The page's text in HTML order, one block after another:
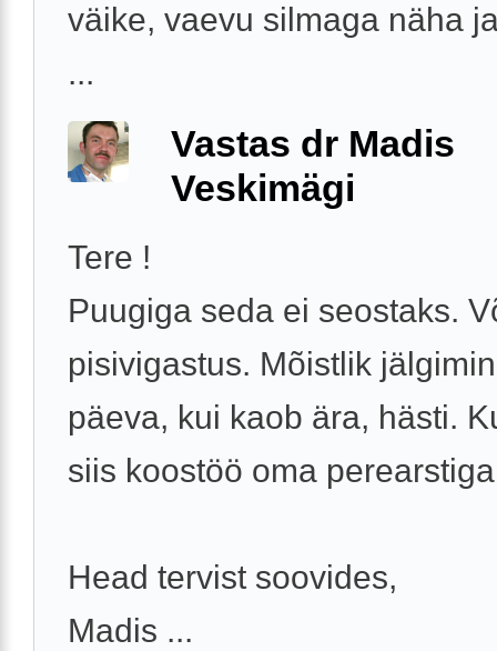
väike, vaevu silmaga näha
...
Vastas dr Madis
Veskimägi
Tere !
Puugiga seda ei seostaks.
pisivigastus. Mõistlik
päeva, kui kaob ära, hästi.
siis koostöö oma
Head tervist soovides,
Madis ...